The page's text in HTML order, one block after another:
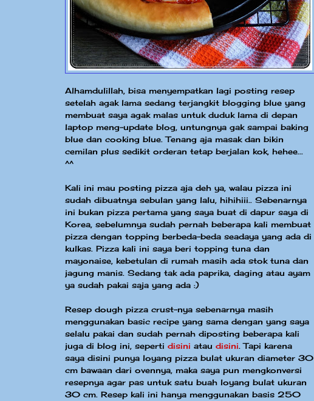
Alhamdulillah, bisa menyempatkan lagi posting resep
setelah agak lama sedang terjangkit blogging blue yang
membuat saya agak malas untuk duduk lama di depan
laptop meng-update blog, untungnya gak sampai baking
blue dan cooking blue. Tenang aja masak dan bikin
cemilan plus sedikit orderan tetap berjalan kok, hehee...
^^
Kali ini mau posting pizza aja deh ya, walau pizza ini
sudah dibuatnya sebulan yang lalu, hihihiii.. Sebenarnya
ini bukan pizza pertama yang saya buat di dapur saya di
Korea, sebelumnya sudah pernah beberapa kali membuat
pizza dengan topping berbeda-beda seadaya yang ada di
kulkas. Pizza kali ini saya beri topping tuna dan
mayonaise, kebetulan di rumah masih ada stok tuna dan
jagung manis. Sedang tak ada paprika, daging atau ayam
ya sudah pakai saja yang ada :)
Resep dough pizza crust-nya sebenarnya masih
menggunakan basic recipe yang sama dengan yang saya
selalu pakai dan sudah pernah diposting beberapa kali
juga di blog ini, seperti disini atau disini. Tapi karena
saya disini punya loyang pizza bulat ukuran diameter 30
cm bawaan dari ovennya, maka saya pun mengkonversi
resepnya agar pas untuk satu buah loyang bulat ukuran
30 cm. Resep kali ini hanya menggunakan basis 250